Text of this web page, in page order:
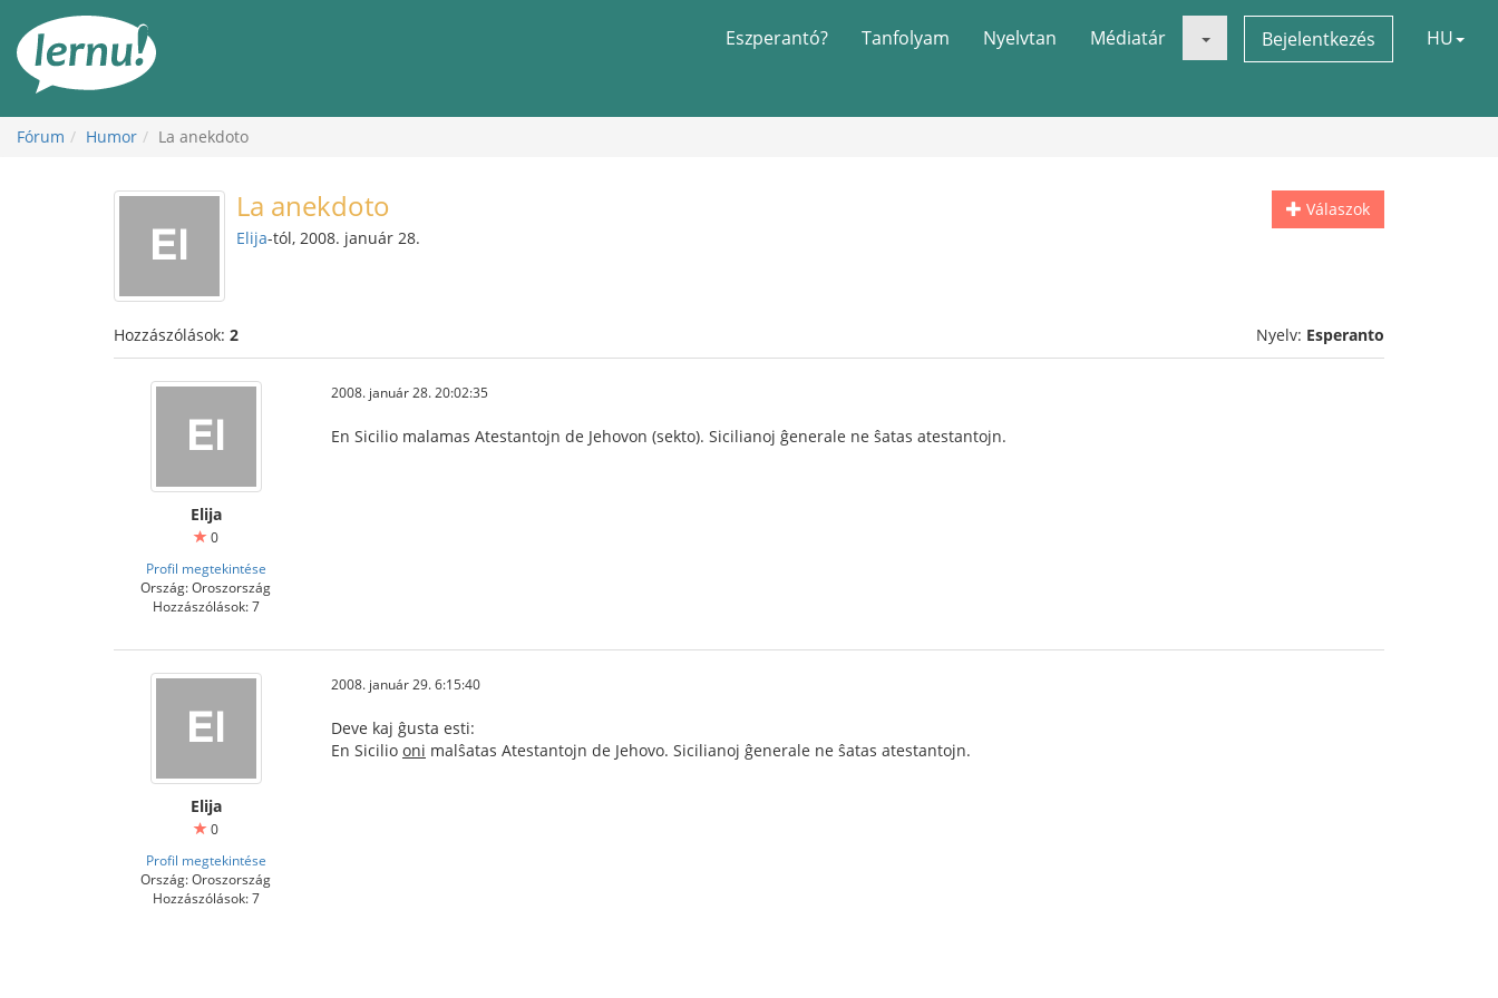
Eszperantó? Tanfolyam Nyelvtan Médiatár Bejelentkezés HU
Fórum Humor La anekdoto
Válaszok
La anekdoto
Elija-tól, 2008. január 28.
Hozzászólások: 2 Nyelv: Esperanto
Elija
0
Profil megtekintése
Ország: Oroszország
Hozzászólások: 7
2008. január 28. 20:02:35
En Sicilio malamas Atestantojn de Jehovon (sekto). Sicilianoj ĝenerale ne ŝatas atestantojn.
Elija
0
Profil megtekintése
Ország: Oroszország
Hozzászólások: 7
2008. január 29. 6:15:40
Deve kaj ĝusta esti:
En Sicilio oni malŝatas Atestantojn de Jehovo. Sicilianoj ĝenerale ne ŝatas atestantojn.